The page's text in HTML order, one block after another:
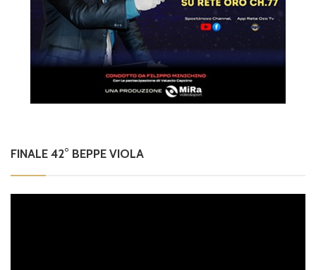
FINALE 42° BEPPE VIOLA